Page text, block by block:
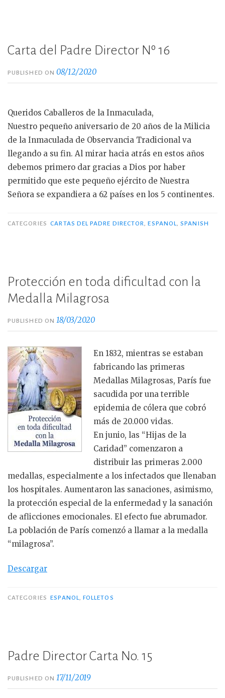
Carta del Padre Director Nº 16
PUBLISHED ON08/12/2020
Queridos Caballeros de la Inmaculada,
Nuestro pequeño aniversario de 20 años de la Milicia
de la Inmaculada de Observancia Tradicional va
llegando a su fin. Al mirar hacia atrás en estos años
debemos primero dar gracias a Dios por haber
permitido que este pequeño ejército de Nuestra
Señora se expandiera a 62 países en los 5 continentes.
CATEGORIES CARTAS DEL PADRE DIRECTOR ,ESPANOL ,SPANISH
Protección en toda dificultad con la
Medalla Milagrosa
PUBLISHED ON 18/03/2020
En 1832, mientras se estaban
fabricando las primeras
Medallas Milagrosas, París fue
sacudida por una terrible
epidemia de cólera que cobró
más de 20.000 vidas.
En junio, las “Hijas de la
Caridad” comenzaron a
distribuir las primeras 2.000
medallas, especialmente a los infectados que llenaban
los hospitales. Aumentaron las sanaciones, asimismo,
la protección especial de la enfermedad y la sanación
de aflicciones emocionales. El efecto fue abrumador.
La población de París comenzó a llamar a la medalla
“milagrosa”.
Descargar
CATEGORIES ESPANOL FOLLETOS
Padre Director Carta No. 15
PUBLISHED ON 17/11/2019